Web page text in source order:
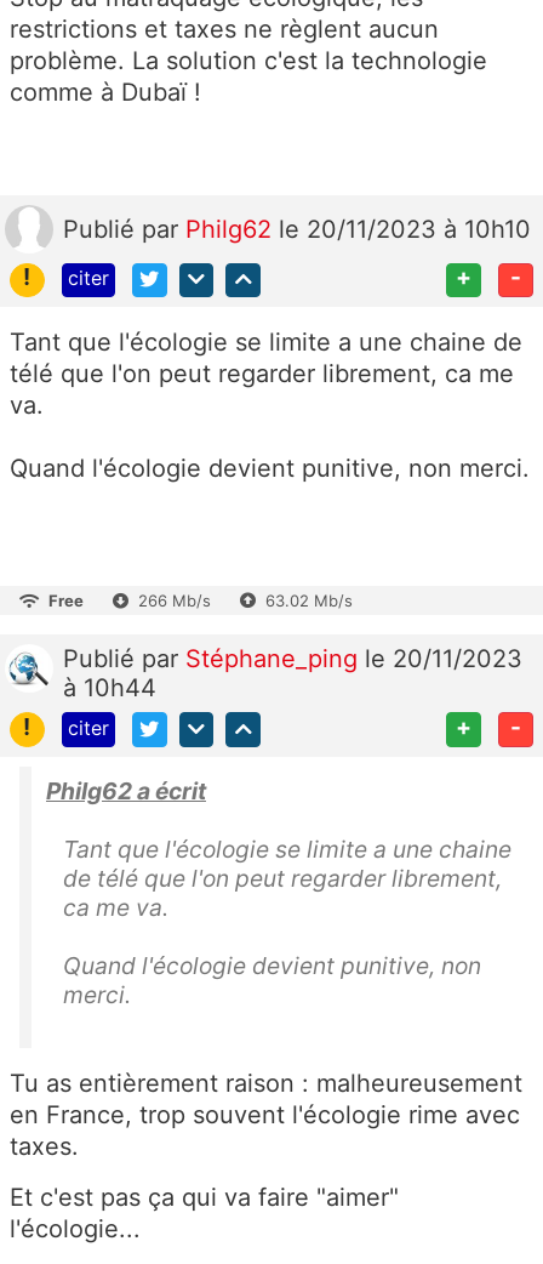
restrictions et taxes ne règlent aucun
problème. La solution c'est la technologie
comme à Dubaï !
Publié par Philg62 le 20/11/2023 à 10h10
!
citer + -
Tant que l'écologie se limite a une chaine de
télé que l'on peut regarder librement, ca me
va.
Quand l'écologie devient punitive, non merci.
Free 266 Mb/s 63.02 Mb/s
Publié par Stéphane_ping le 20/11/2023
à 10h44
!
citer + -
Philg62 a écrit
Tant que l'écologie se limite a une chaine
de télé que l'on peut regarder librement,
ca me va.
Quand l'écologie devient punitive, non
merci.
Tu as entièrement raison : malheureusement
en France, trop souvent l'écologie rime avec
taxes.
Et c'est pas ça qui va faire "aimer"
l'écologie...